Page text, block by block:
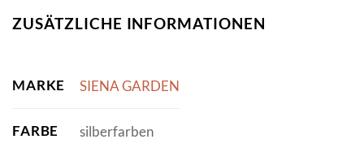
ZUSÄTZLICHE INFORMATIONEN
MARKE SIENA GARDEN
FARBE silberfarben